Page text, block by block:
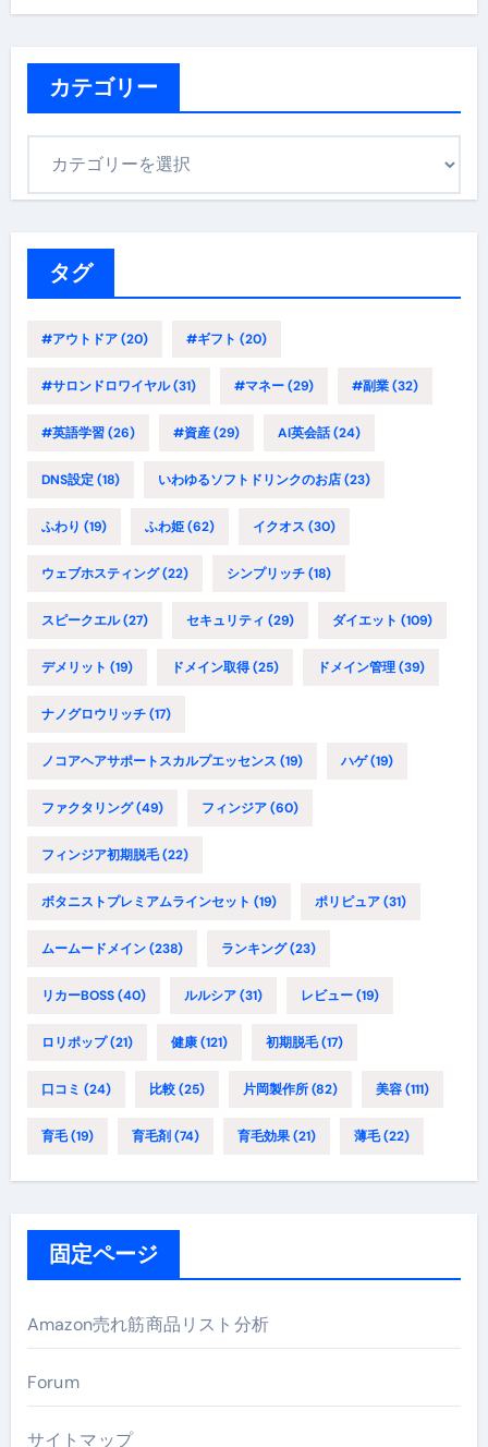
カテゴリー
タグ
#アウトドア(20) #ギフト (20)
#サロンドロワイヤル(31) #マネー(29) #副業(32)
#英語学習(26) #資産(29) AI英会話(24)
DNS設定(18) いわゆるソフトドリンクのお店(23)
ふわり (19) ふわ姫(62) イクオス (30)
ウェブホスティング(22) シンプリッチ(18)
スピークエル(27) セキュリティ (29) ダイエット (109)
デメリット (19) ドメイン取得(25) ドメイン管理(39)
ナノグロウリッチ(17)
ノコアヘアサポートスカルプエッセンス (19) ハゲ(19)
ファクタリング(49) フィンジア(60)
フィンジア初期脱毛(22)
ボタニストプレミアムラインセット (19) ポリピュア(31)
ムームードメイン(238) ランキング(23)
リカーBOSS(40) ルルシア(31) レビュー(19)
ロリポップ(21) 健康(121) 初期脱毛(17)
口コミ (24) 比較(25) 片岡製作所(82) 美容(111)
育毛(19) 育毛剤 (74) 育毛効果(21) 薄毛(22)
固定ページ
Amazon売れ筋商品リスト分析
Forum
サイトマップ